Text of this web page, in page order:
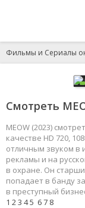
Фильмы и Сериалы
Смотреть
MEOW (2023)
качестве HD 720,
отличным звуком в
рекламы и на
в охране. Он
попадает в банду
в преступный
1 23 45 67 8